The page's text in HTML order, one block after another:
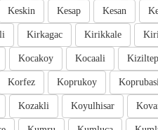
Kesan
Kesap
Keskin
Kirikkale
Kirkagac
Kocaali
Kocakoy
Koprukoy
Korfez
Koyulhisar
Kozakli